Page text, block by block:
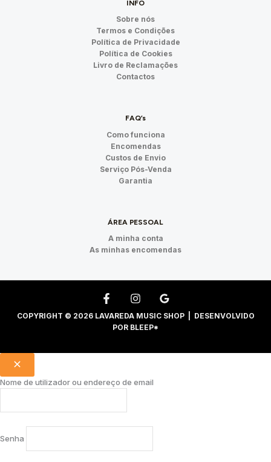
INFO
Sobre nós
Termos e Condições
Política de Privacidade
Política de Cookies
Livro de Reclamações
Contactos
FAQ’s
Como funciona
Encomendas
Custos de Envio
Serviço Pós-Venda
Garantia
ÁREA PESSOAL
A minha conta
As minhas encomendas
COPYRIGHT © 2026 LAVAREDA MUSIC SHOP | DESENVOLVIDO
POR BLEEP*
Nome de utilizador ou endereço de email
Senha